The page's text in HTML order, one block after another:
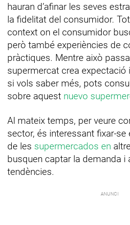
hauran d’afinar les seves
la fidelitat del consumidor.
context on el consumidor
però també experiències de
pràctiques. Mentre això
supermercat crea expectació
si vols saber més, pots
sobre aquest nuevo
Al mateix temps, per veure
sector, és interessant fixar-
de les supermercados en
busquen captar la demanda i
tendències.